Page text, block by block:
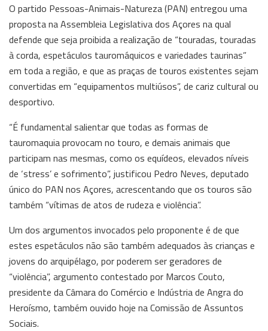
O partido Pessoas-Animais-Natureza (PAN) entregou uma
proposta na Assembleia Legislativa dos Açores na qual
defende que seja proibida a realização de “touradas, touradas
à corda, espetáculos tauromáquicos e variedades taurinas”
em toda a região, e que as praças de touros existentes sejam
convertidas em “equipamentos multiúsos”, de cariz cultural ou
desportivo.
“É fundamental salientar que todas as formas de
tauromaquia provocam no touro, e demais animais que
participam nas mesmas, como os equídeos, elevados níveis
de ‘stress’ e sofrimento”, justificou Pedro Neves, deputado
único do PAN nos Açores, acrescentando que os touros são
também “vítimas de atos de rudeza e violência”.
Um dos argumentos invocados pelo proponente é de que
estes espetáculos não são também adequados às crianças e
jovens do arquipélago, por poderem ser geradores de
“violência”, argumento contestado por Marcos Couto,
presidente da Câmara do Comércio e Indústria de Angra do
Heroísmo, também ouvido hoje na Comissão de Assuntos
Sociais.